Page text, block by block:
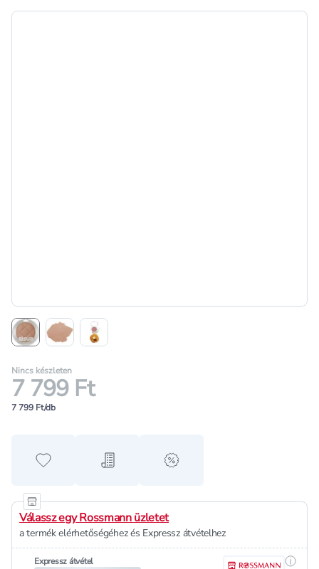
Nincs készleten
7 799 Ft
7 799 Ft/db
Hozzáadás a kedvencekhez
Hozzáadás a bevásárló listához
alert when on sale
Válassz egy Rossmann üzletet
a termék elérhetőségéhez és Expressz átvételhez
Expressz átvétel